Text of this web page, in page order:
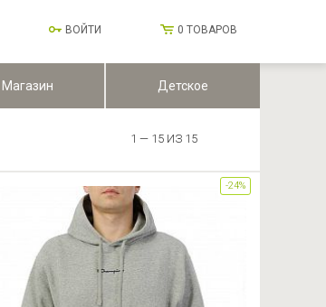
1 — 15 ИЗ 15
-24%
ВОЙТИ 0 ТОВАРОВ
Магазин Детское